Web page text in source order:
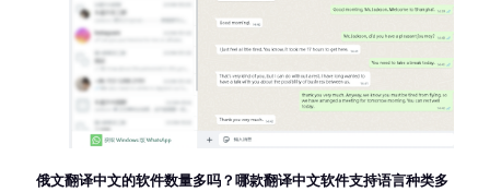
俄文翻译中文的软件数量多吗？哪款翻译中文软件支持语言种类多